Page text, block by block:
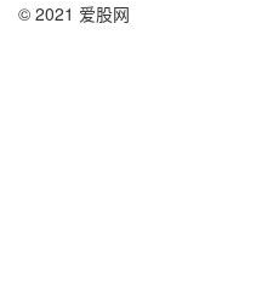
© 2021 爱股网